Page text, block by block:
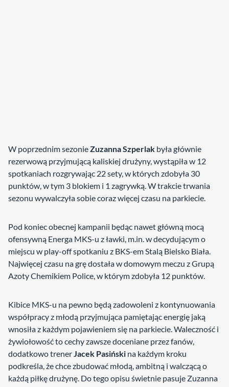
W poprzednim sezonieZuzanna Szperlak była głównie
rezerwową przyjmującą kaliskiej drużyny, wystąpiła w 12
spotkaniach rozgrywając 22 sety, w których zdobyła 30
punktów, w tym 3 blokiem i 1 zagrywką. W trakcie trwania
sezonu wywalczyła sobie coraz więcej czasu na parkiecie.
Pod koniec obecnej kampanii będąc nawet główną mocą
ofensywną Energa MKS-u z ławki, m.in. w decydującym o
miejscu w play-off spotkaniu z BKS-em Stalą Bielsko Biała.
Najwięcej czasu na grę dostała w domowym meczu z Grupą
Azoty Chemikiem Police, w którym zdobyła 12 punktów.
Kibice MKS-u na pewno będą zadowoleni z kontynuowania
współpracy z młodą przyjmująca pamiętając energię jaką
wnosiła z każdym pojawieniem się na parkiecie. Waleczność i
żywiołowość to cechy zawsze doceniane przez fanów,
dodatkowo trenerJacek Pasiński na każdym kroku
podkreśla, że chce zbudować młodą, ambitną i walczącą o
każdą piłkę drużynę. Do tego opisu świetnie pasuje Zuzanna